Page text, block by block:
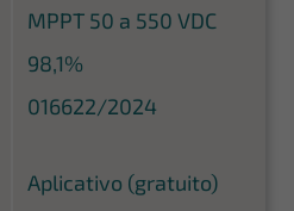
MPPT 50 a 550 VDC
98,1%
016622/2024
Aplicativo (gratuito)